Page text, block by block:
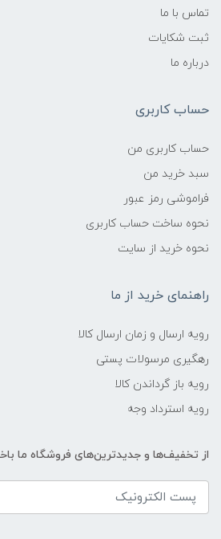
تماس با ما
ثبت شکایات
درباره ما
حساب کاربری
حساب کاربری من
سبد خرید من
فراموشی رمز عبور
نحوه ساخت حساب کاربری
نحوه خرید از سایت
راهنمای خرید از ما
رویه ارسال و زمان ارسال کالا
رهگیری مرسولات پستی
رویه باز گرداندن کالا
رویه استرداد وجه
از تخفیف‌ها و جدیدترین‌های فروشگاه ما